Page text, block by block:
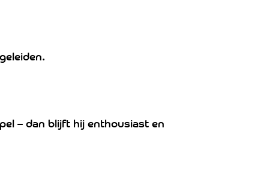
– dan blijft hij enthousiast en